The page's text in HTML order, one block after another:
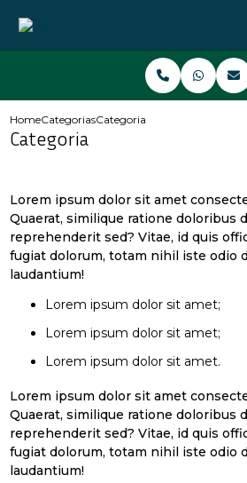
HomeCategoriasCategoria
Categoria
Lorem ipsum dolor sit amet
Quaerat, similique ratione doloribus
reprehenderit sed? Vitae, id quis
fugiat dolorum, totam nihil iste odio
laudantium!
Lorem ipsum dolor sit amet;
Lorem ipsum dolor sit amet;
Lorem ipsum dolor sit amet.
Lorem ipsum dolor sit amet
Quaerat, similique ratione doloribus
reprehenderit sed? Vitae, id quis
fugiat dolorum, totam nihil iste odio
laudantium!